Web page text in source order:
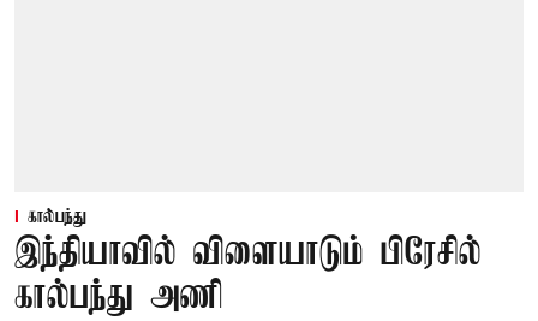
கால்பந்து
இந்தியாவில் விளையாடும் பிரேசில்
கால்பந்து அணி